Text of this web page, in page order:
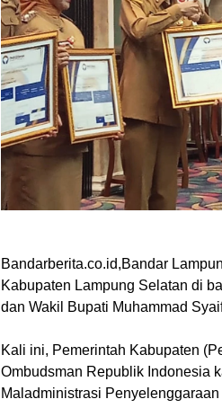
Bandarberita.co.id,Bandar
Kabupaten Lampung Selatan di
dan Wakil Bupati Muhammad
Kali ini, Pemerintah Kabupaten
Ombudsman Republik Indonesia
Maladministrasi